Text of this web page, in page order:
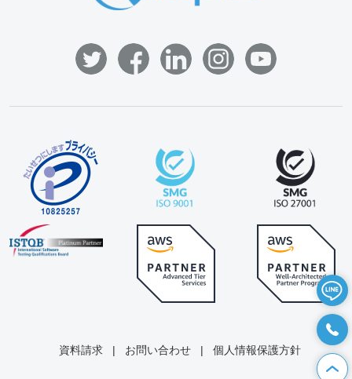
資料請求 | お問い合わせ | 個人情報保護方針